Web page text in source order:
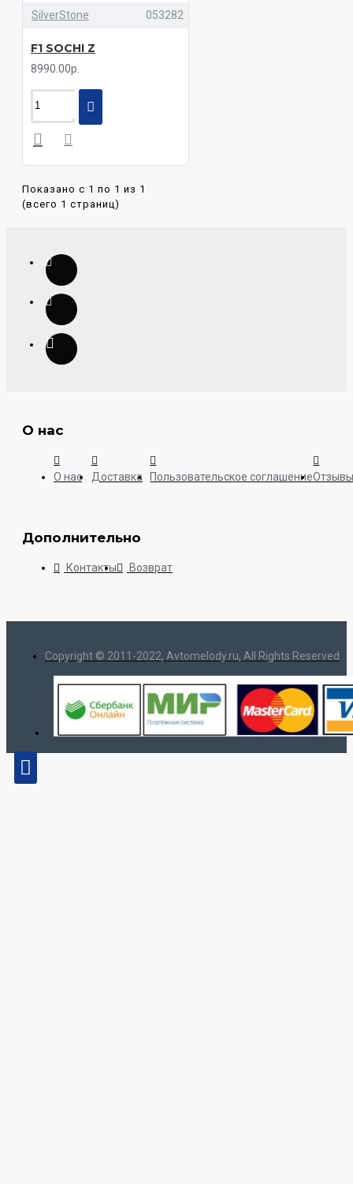
SilverStone 053282
F1 SOCHI Z
8990.00р.
Показано с 1 по 1 из 1
(всего 1 страниц)
О нас
О нас Доставка Пользовательское соглашение
Дополнительно
Контакты Возврат
Copyright © 2011-2022, Avtomelody.ru, All Rights Reserved